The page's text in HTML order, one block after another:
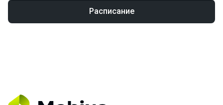
Расписание